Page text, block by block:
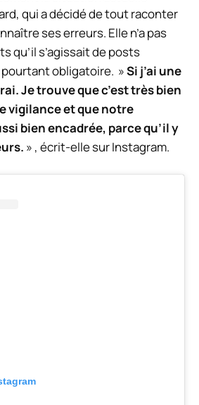
qui a décidé de tout raconter
ses erreurs. Elle n’a pas
qu’il s’agissait de posts
pourtant obligatoire. »Si j’ai une
Je trouve que c’est très bien
vigilance et que notre
bien encadrée, parce qu’il y
» , écrit-elle sur Instagram.